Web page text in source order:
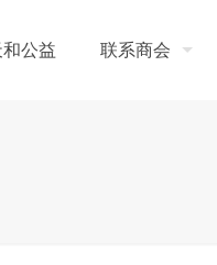
公益 联系商会